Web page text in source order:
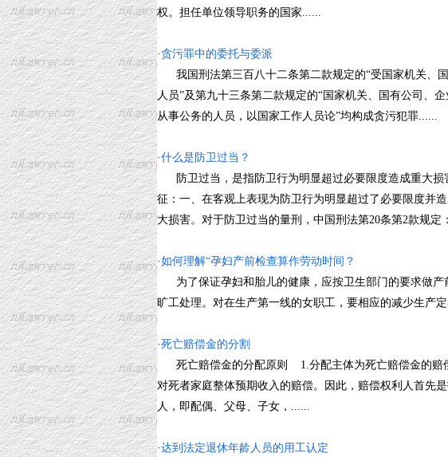
权。担任单位领导职务的国家......
·贪污罪中的委托与委派
我国刑法第三百八十二条第二款规定的“受国家机关、
人员”及第九十三条第二款规定的“国家机关、国有公司、
从事公务的人员，以国家工作人员论”均构成贪污犯罪......
·什么是防卫过当？
防卫过当，是指防卫行为明显超过必要限度造成重大损
征：一、在客观上表现为防卫行为明显超过了必要限度并
大损害。对于防卫过当的量刑，中国刑法第20条第2款规定
·如何理解“孕妇产前检查算作劳动时间？
为了保证孕妇和胎儿的健康，应按卫生部门的要求做产
旷工处理。对在生产第一线的女职工，要相应的减少生产
·死亡赔偿金的分割
死亡赔偿金的分配原则 1.分配主体为死亡赔偿金的赔
对死者家庭整体预期收入的赔偿。因此，赔偿权利人首先
人，即配偶、父母、子女，......
·达到法定退休年龄人员的用工认定